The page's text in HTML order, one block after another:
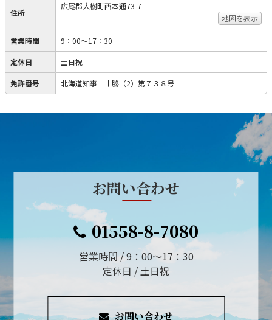
住所
広尾郡大樹町西本通73-7
地図を表示
営業時間 9：00～17：30
定休日 土日祝
免許番号 北海道知事 十勝（2）第７３８号
お問い合わせ
01558-8-7080
営業時間 / 9：00～17：30
定休日 / 土日祝
お問い合わせ